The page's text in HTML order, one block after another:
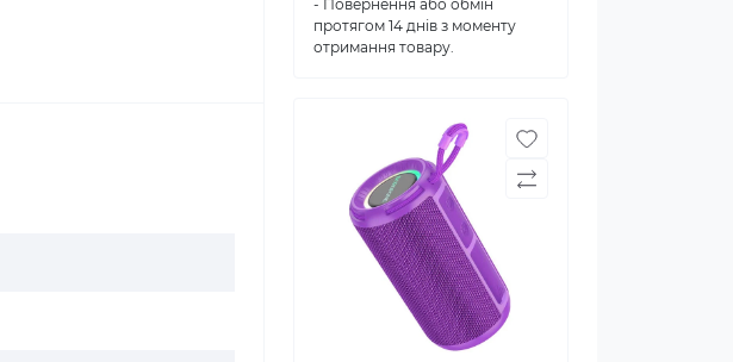
- Повернення або обмін
протягом 14 днів з моменту
отримання товару.